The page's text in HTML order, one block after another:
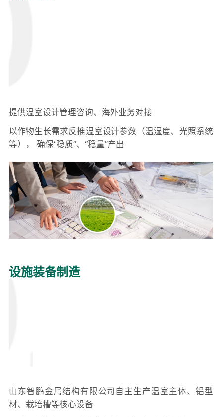
提供温室设计管理咨询、海外业务对接
以作物生长需求反推温室设计参数（温湿度、光照系统
等）， 确保“稳质”、“稳量”产出
设施装备制造
山东智鹏金属结构有限公司自主生产温室主体、铝型
材、栽培槽等核心设备